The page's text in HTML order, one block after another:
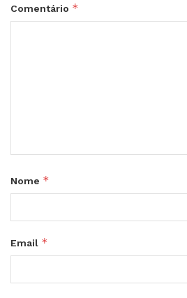
Comentário *
Nome *
Email *